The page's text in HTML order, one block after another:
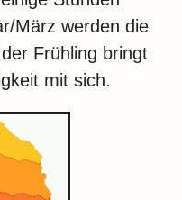
März werden die
Frühling bringt
mit sich.